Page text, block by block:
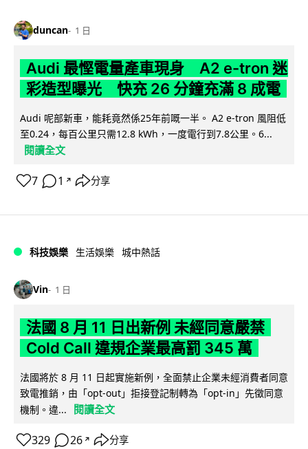
duncan 1 日
Audi 最慳電量產車現身 A2 e-tron 迷
彩造型曝光 快充 26 分鐘充滿 8 成電
Audi 呢部新車，能耗竟然係25年前嘅一半。 A2 e-tron 風阻低
至0.24，每百公里只需12.8 kWh，一度電行到7.8公里。6...
閱讀全文
7 1 ↗ 分享
科技娛樂 生活娛樂 城中熱話
Vin 1 日
法國 8 月 11 日出新例 未經同意嚴禁
Cold Call 違規企業最高罰 345 萬
法國將於 8 月 11 日起實施新例，全面禁止企業未經消費者同意
致電推銷，由「opt-out」拒接登記制轉為「opt-in」先徵同意
機制。違...
閱讀全文
329 26 ↗ 分享